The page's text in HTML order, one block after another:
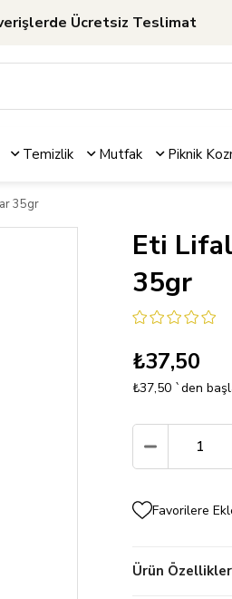
Ücretsiz Teslimat
Temizlik Mutfak Piknik
35gr
Eti
35gr
₺37,50
₺37,50 `den
Favorilere
Ürün